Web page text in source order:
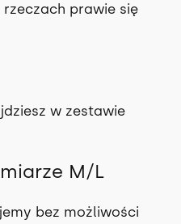
prawie się
w zestawie
M/L
bez możliwości